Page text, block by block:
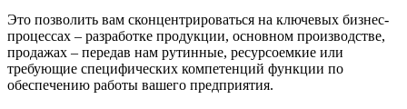
Это позволить вам сконцентрироваться на ключевых бизнес-
процессах – разработке продукции, основном производстве,
продажах – передав нам рутинные, ресурсоемкие или
требующие специфических компетенций функции по
обеспечению работы вашего предприятия.